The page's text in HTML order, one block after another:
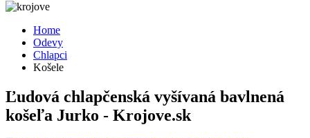
Home
Odevy
Chlapci
Košele
Ľudová chlapčenská vyšívaná bavlnená
košeľa Jurko - Krojove.sk